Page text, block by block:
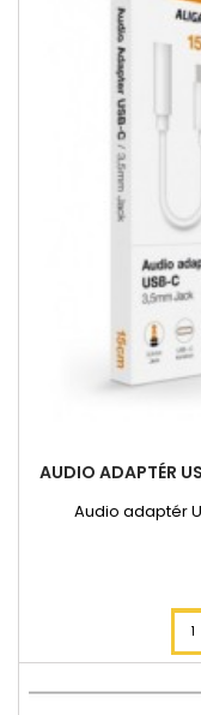
AUDIO ADAPTÉR
Audio adaptér